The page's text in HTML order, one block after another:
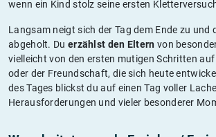
wenn ein Kind stolz seine ersten
Langsam neigt sich der Tag dem Ende zu und
abgeholt. Du erzählst den Eltern von
vielleicht von den ersten mutigen Schritten
oder der Freundschaft, die sich heute
des Tages blickst du auf einen Tag voller
Herausforderungen und vieler besonderer